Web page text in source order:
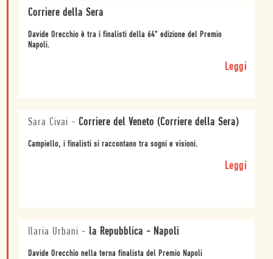
Corriere della Sera
Davide Orecchio è tra i finalisti della 64° edizione del Premio
Napoli.
Leggi
Sara Civai - Corriere del Veneto (Corriere della Sera)
Campiello, i finalisti si raccontano tra sogni e visioni.
Leggi
Ilaria Urbani - la Repubblica - Napoli
Davide Orecchio nella terna finalista del Premio Napoli